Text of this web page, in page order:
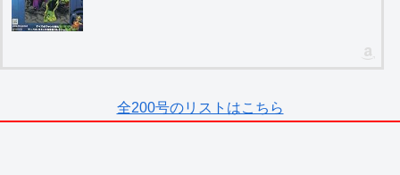
全200号のリストはこちら